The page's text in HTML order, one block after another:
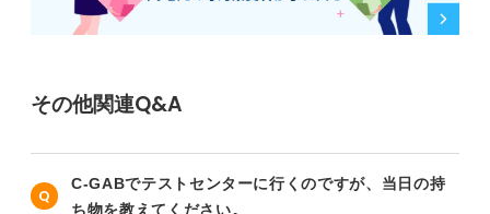
その他関連Q&A
C-GABでテストセンターに行くのですが、当日の持
ち物を教えてください。